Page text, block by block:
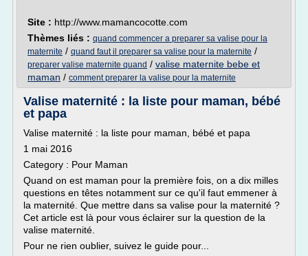
Site : http://www.mamancocotte.com
Thèmes liés : quand commencer a preparer sa valise pour la
maternite / quand faut il preparer sa valise pour la maternite /
preparer valise maternite quand / valise maternite bebe et
maman / comment preparer la valise pour la maternite
Valise maternité : la liste pour maman, bébé
et papa
Valise maternité : la liste pour maman, bébé et papa
1 mai 2016
Category : Pour Maman
Quand on est maman pour la première fois, on a dix milles
questions en têtes notamment sur ce qu'il faut emmener à
la maternité. Que mettre dans sa valise pour la maternité ?
Cet article est là pour vous éclairer sur la question de la
valise maternité.
Pour ne rien oublier, suivez le guide pour...